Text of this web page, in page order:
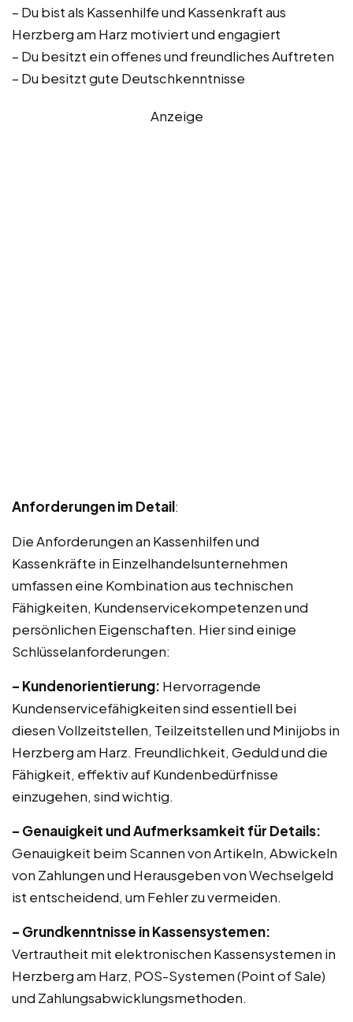
– Du bist als Kassenhilfe und Kassenkraft aus
Herzberg am Harz motiviert und engagiert
– Du besitzt ein offenes und freundliches Auftreten
– Du besitzt gute Deutschkenntnisse
Anzeige
Anforderungen im Detail:
Die Anforderungen an Kassenhilfen und
Kassenkräfte in Einzelhandelsunternehmen
umfassen eine Kombination aus technischen
Fähigkeiten, Kundenservicekompetenzen und
persönlichen Eigenschaften. Hier sind einige
Schlüsselanforderungen:
– Kundenorientierung: Hervorragende
Kundenservicefähigkeiten sind essentiell bei
diesen Vollzeitstellen, Teilzeitstellen und Minijobs in
Herzberg am Harz. Freundlichkeit, Geduld und die
Fähigkeit, effektiv auf Kundenbedürfnisse
einzugehen, sind wichtig.
– Genauigkeit und Aufmerksamkeit für Details:
Genauigkeit beim Scannen von Artikeln, Abwickeln
von Zahlungen und Herausgeben von Wechselgeld
ist entscheidend, um Fehler zu vermeiden.
– Grundkenntnisse in Kassensystemen:
Vertrautheit mit elektronischen Kassensystemen in
Herzberg am Harz, POS-Systemen (Point of Sale)
und Zahlungsabwicklungsmethoden.